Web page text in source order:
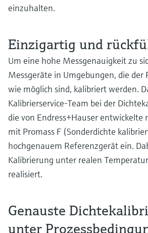
einzuhalten.
Einzigartig und
Um eine hohe Messgenauigkeit zu
Messgeräte in Umgebungen, die der
wie möglich sind, kalibriert werden.
Kalibrierservice-Team bei der
die von Endress+Hauser entwickelte
mit Promass F (Sonderdichte
hochgenauem Referenzgerät ein.
Kalibrierung unter realen
realisiert.
Genauste
unter